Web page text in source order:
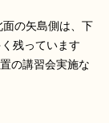
の矢島側は、下
残っています
の講習会実施な